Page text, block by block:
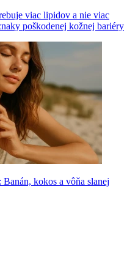
viac lipidov a nie viac
poškodenej kožnej bariéry
kokos a vôňa slanej